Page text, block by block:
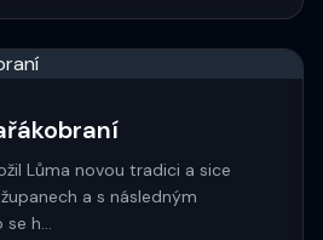
Lůma novou tradici a sice
a s následným
se h…